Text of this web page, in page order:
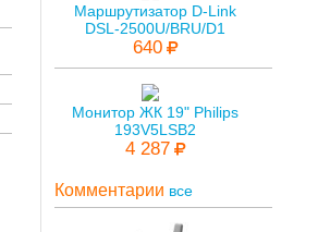
Маршрутизатор D-Link
DSL-2500U/BRU/D1
640
Монитор ЖК 19" Philips
193V5LSB2
4 287
Комментарии все